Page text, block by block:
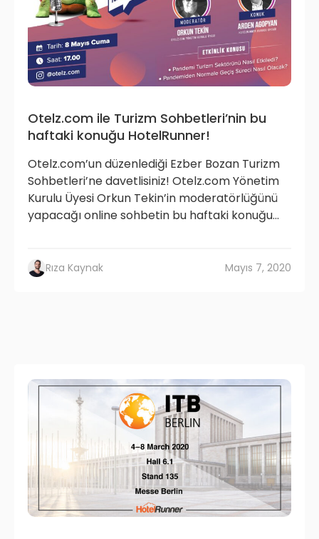
Otelz.com ile Turizm Sohbetleri’nin bu
haftaki konuğu HotelRunner!
Otelz.com’un düzenlediği Ezber Bozan Turizm
Sohbetleri’ne davetlisiniz! Otelz.com Yönetim
Kurulu Üyesi Orkun Tekin’in moderatörlüğünü
yapacağı online sohbetin bu haftaki konuğu...
Rıza Kaynak Mayıs 7, 2020